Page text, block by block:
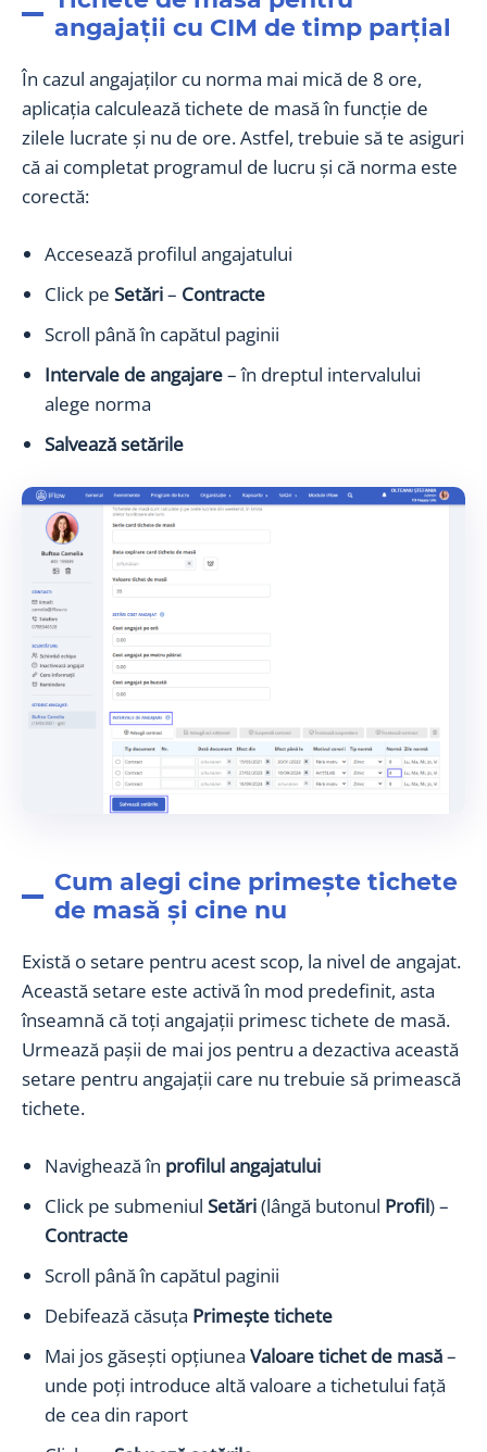
angajații cu CIM de timp parțial
În cazul angajaților cu norma mai mică de 8 ore,
aplicația calculează tichete de masă în funcție de
zilele lucrate și nu de ore. Astfel, trebuie să te asiguri
că ai completat programul de lucru și că norma este
corectă:
Accesează profilul angajatului
Click pe Setări– Contracte
Scroll până în capătul paginii
Intervale de angajare– în dreptul intervalului
alege norma
Salvează setările
Cum alegi cine primește tichete
de masă și cine nu
Există o setare pentru acest scop, la nivel de angajat.
Această setare este activă în mod predefinit, asta
înseamnă că toți angajații primesc tichete de masă.
Urmează pașii de mai jos pentru a dezactiva această
setare pentru angajații care nu trebuie să primească
tichete.
Navighează în profilul angajatului
Click pe submeniul Setări(lângă butonul Profil) –
Contracte
Scroll până în capătul paginii
Debifează căsuța Primește tichete
Mai jos găsești opțiunea Valoare tichet de masă–
unde poți introduce altă valoare a tichetului față
de cea din raport